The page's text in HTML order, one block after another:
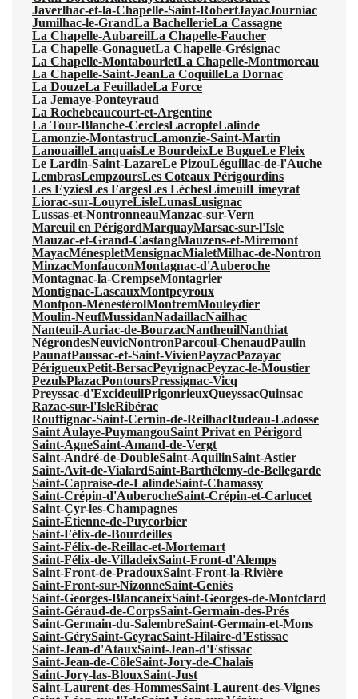
Javerlhac-et-la-Chapelle-Saint-RobertJayacJourniac
Jumilhac-le-GrandLa BachellerieLa Cassagne
La Chapelle-AubareilLa Chapelle-Faucher
La Chapelle-GonaguetLa Chapelle-Grésignac
La Chapelle-MontabourletLa Chapelle-Montmoreau
La Chapelle-Saint-JeanLa CoquilleLa Dornac
La DouzeLa FeuilladeLa Force
La Jemaye-Ponteyraud
La Rochebeaucourt-et-Argentine
La Tour-Blanche-CerclesLacropteLalinde
Lamonzie-MontastrucLamonzie-Saint-Martin
LanouailleLanquaisLe BourdeixLe BugueLe Fleix
Le Lardin-Saint-LazareLe PizouLéguillac-de-l'Auche
LembrasLempzoursLes Coteaux Périgourdins
Les EyziesLes FargesLes LèchesLimeuilLimeyrat
Liorac-sur-LouyreLisleLunasLusignac
Lussas-et-NontronneauManzac-sur-Vern
Mareuil en PérigordMarquayMarsac-sur-l'Isle
Mauzac-et-Grand-CastangMauzens-et-Miremont
MayacMénespletMensignacMialetMilhac-de-Nontron
MinzacMonfauconMontagnac-d'Auberoche
Montagnac-la-CrempseMontagrier
Montignac-LascauxMontpeyroux
Montpon-MénestérolMontremMouleydier
Moulin-NeufMussidanNadaillacNailhac
Nanteuil-Auriac-de-BourzacNantheuilNanthiat
NégrondesNeuvicNontronParcoul-ChenaudPaulin
PaunatPaussac-et-Saint-VivienPayzacPazayac
PérigueuxPetit-BersacPeyrignacPeyzac-le-Moustier
PezulsPlazacPontoursPressignac-Vicq
Preyssac-d'ExcideuilPrigonrieuxQueyssacQuinsac
Razac-sur-l'IsleRibérac
Rouffignac-Saint-Cernin-de-ReilhacRudeau-Ladosse
Saint Aulaye-PuymangouSaint Privat en Périgord
Saint-AgneSaint-Amand-de-Vergt
Saint-André-de-DoubleSaint-AquilinSaint-Astier
Saint-Avit-de-VialardSaint-Barthélemy-de-Bellegarde
Saint-Capraise-de-LalindeSaint-Chamassy
Saint-Crépin-d'AuberocheSaint-Crépin-et-Carlucet
Saint-Cyr-les-Champagnes
Saint-Étienne-de-Puycorbier
Saint-Félix-de-Bourdeilles
Saint-Félix-de-Reillac-et-Mortemart
Saint-Félix-de-VilladeixSaint-Front-d'Alemps
Saint-Front-de-PradouxSaint-Front-la-Rivière
Saint-Front-sur-NizonneSaint-Geniès
Saint-Georges-BlancaneixSaint-Georges-de-Montclard
Saint-Géraud-de-CorpsSaint-Germain-des-Prés
Saint-Germain-du-SalembreSaint-Germain-et-Mons
Saint-GérySaint-GeyracSaint-Hilaire-d'Estissac
Saint-Jean-d'AtauxSaint-Jean-d'Estissac
Saint-Jean-de-CôleSaint-Jory-de-Chalais
Saint-Jory-las-BlouxSaint-Just
Saint-Laurent-des-HommesSaint-Laurent-des-Vignes